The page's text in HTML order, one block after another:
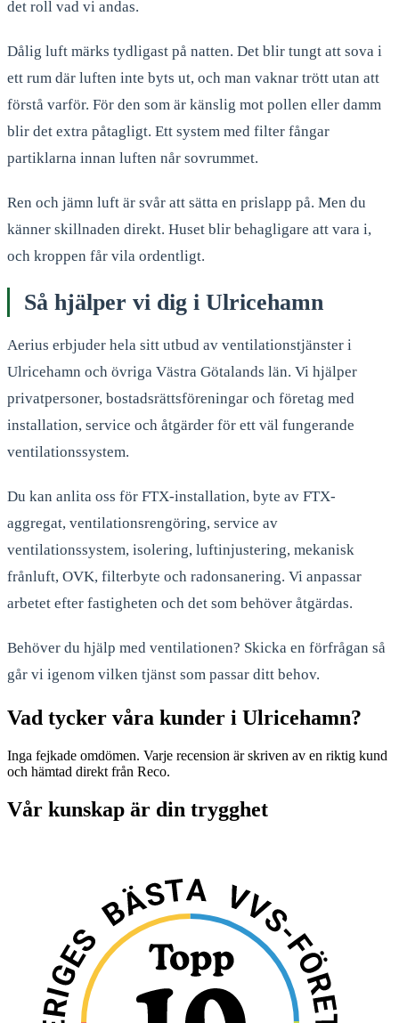
det roll vad vi andas.
Dålig luft märks tydligast på natten. Det blir tungt att sova i
ett rum där luften inte byts ut, och man vaknar trött utan att
förstå varför. För den som är känslig mot pollen eller damm
blir det extra påtagligt. Ett system med filter fångar
partiklarna innan luften når sovrummet.
Ren och jämn luft är svår att sätta en prislapp på. Men du
känner skillnaden direkt. Huset blir behagligare att vara i,
och kroppen får vila ordentligt.
Så hjälper vi dig i Ulricehamn
Aerius erbjuder hela sitt utbud av ventilationstjänster i
Ulricehamn och övriga Västra Götalands län. Vi hjälper
privatpersoner, bostadsrättsföreningar och företag med
installation, service och åtgärder för ett väl fungerande
ventilationssystem.
Du kan anlita oss för FTX-installation, byte av FTX-
aggregat, ventilationsrengöring, service av
ventilationssystem, isolering, luftinjustering, mekanisk
frånluft, OVK, filterbyte och radonsanering. Vi anpassar
arbetet efter fastigheten och det som behöver åtgärdas.
Behöver du hjälp med ventilationen? Skicka en förfrågan så
går vi igenom vilken tjänst som passar ditt behov.
Vad tycker våra kunder i Ulricehamn?
Inga fejkade omdömen. Varje recension är skriven av en riktig kund
och hämtad direkt från Reco.
Vår kunskap är din trygghet